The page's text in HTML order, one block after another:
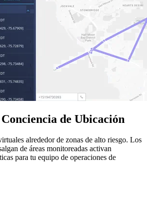
de Ubicación
alrededor de zonas de alto riesgo. Los
de áreas monitoreadas activan
para tu equipo de operaciones de